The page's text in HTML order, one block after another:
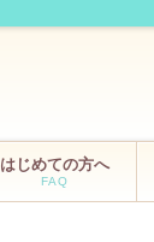
はじめての方へ
FAQ